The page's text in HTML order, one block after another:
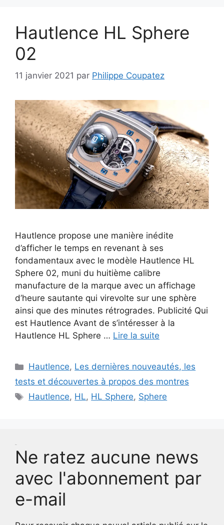
Hautlence HL Sphere
02
11 janvier 2021 par Philippe Coupatez
Hautlence propose une manière inédite
d’afficher le temps en revenant à ses
fondamentaux avec le modèle Hautlence HL
Sphere 02, muni du huitième calibre
manufacture de la marque avec un affichage
d’heure sautante qui virevolte sur une sphère
ainsi que des minutes rétrogrades. Publicité Qui
est Hautlence Avant de s’intéresser à la
Hautlence HL Sphere … Lire la suite
Catégories
Hautlence, Les dernières nouveautés, les
tests et découvertes à propos des montres
Étiquettes
Hautlence, HL, HL Sphere, Sphere
Test
Ne ratez aucune news
avec l'abonnement par
e-mail